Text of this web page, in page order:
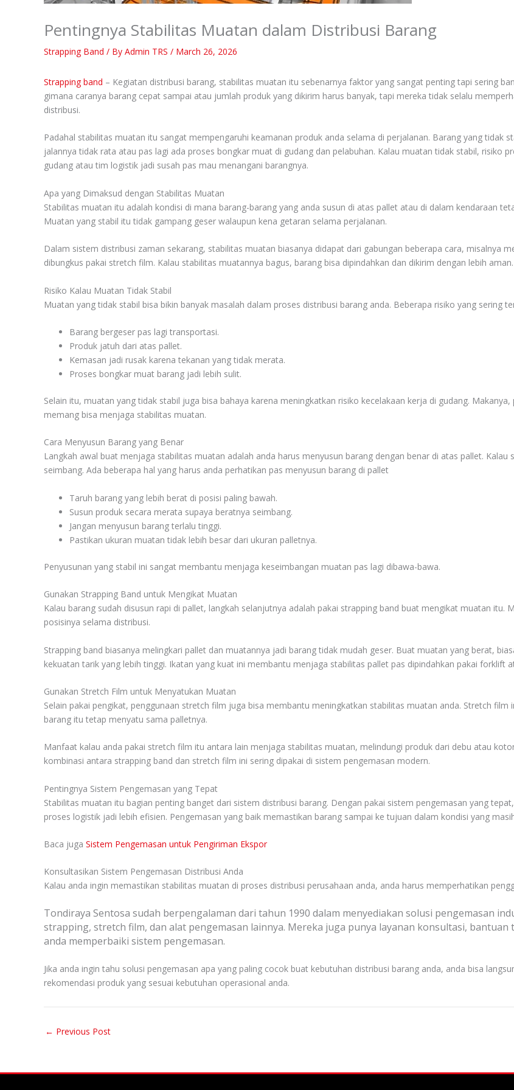
Pentingnya Stabilitas Muatan dalam Distribusi Barang
Strapping Band / By Admin TRS / March 26, 2026
Strapping band – Kegiatan distribusi barang, stabilitas muatan itu sebenarnya faktor yang sangat penting tapi sering
gimana caranya barang cepat sampai atau jumlah produk yang dikirim harus banyak, tapi mereka tidak selalu
distribusi.
Padahal stabilitas muatan itu sangat mempengaruhi keamanan produk anda selama di perjalanan. Barang yang tidak
jalannya tidak rata atau pas lagi ada proses bongkar muat di gudang dan pelabuhan. Kalau muatan tidak stabil, risiko
gudang atau tim logistik jadi susah pas mau menangani barangnya.
Apa yang Dimaksud dengan Stabilitas Muatan
Stabilitas muatan itu adalah kondisi di mana barang-barang yang anda susun di atas pallet atau di dalam kendaraan
Muatan yang stabil itu tidak gampang geser walaupun kena getaran selama perjalanan.
Dalam sistem distribusi zaman sekarang, stabilitas muatan biasanya didapat dari gabungan beberapa cara, misalnya
dibungkus pakai stretch film. Kalau stabilitas muatannya bagus, barang bisa dipindahkan dan dikirim dengan lebih aman.
Risiko Kalau Muatan Tidak Stabil
Muatan yang tidak stabil bisa bikin banyak masalah dalam proses distribusi barang anda. Beberapa risiko yang sering
Barang bergeser pas lagi transportasi.
Produk jatuh dari atas pallet.
Kemasan jadi rusak karena tekanan yang tidak merata.
Proses bongkar muat barang jadi lebih sulit.
Selain itu, muatan yang tidak stabil juga bisa bahaya karena meningkatkan risiko kecelakaan kerja di gudang.
memang bisa menjaga stabilitas muatan.
Cara Menyusun Barang yang Benar
Langkah awal buat menjaga stabilitas muatan adalah anda harus menyusun barang dengan benar di atas pallet.
seimbang. Ada beberapa hal yang harus anda perhatikan pas menyusun barang di pallet
Taruh barang yang lebih berat di posisi paling bawah.
Susun produk secara merata supaya beratnya seimbang.
Jangan menyusun barang terlalu tinggi.
Pastikan ukuran muatan tidak lebih besar dari ukuran palletnya.
Penyusunan yang stabil ini sangat membantu menjaga keseimbangan muatan pas lagi dibawa-bawa.
Gunakan Strapping Band untuk Mengikat Muatan
Kalau barang sudah disusun rapi di pallet, langkah selanjutnya adalah pakai strapping band buat mengikat muatan
posisinya selama distribusi.
Strapping band biasanya melingkari pallet dan muatannya jadi barang tidak mudah geser. Buat muatan yang berat,
kekuatan tarik yang lebih tinggi. Ikatan yang kuat ini membantu menjaga stabilitas pallet pas dipindahkan pakai forklift
Gunakan Stretch Film untuk Menyatukan Muatan
Selain pakai pengikat, penggunaan stretch film juga bisa membantu meningkatkan stabilitas muatan anda. Stretch
barang itu tetap menyatu sama palletnya.
Manfaat kalau anda pakai stretch film itu antara lain menjaga stabilitas muatan, melindungi produk dari debu atau
kombinasi antara strapping band dan stretch film ini sering dipakai di sistem pengemasan modern.
Pentingnya Sistem Pengemasan yang Tepat
Stabilitas muatan itu bagian penting banget dari sistem distribusi barang. Dengan pakai sistem pengemasan yang
proses logistik jadi lebih efisien. Pengemasan yang baik memastikan barang sampai ke tujuan dalam kondisi yang
Baca juga Sistem Pengemasan untuk Pengiriman Ekspor
Konsultasikan Sistem Pengemasan Distribusi Anda
Kalau anda ingin memastikan stabilitas muatan di proses distribusi perusahaan anda, anda harus memperhatikan
Tondiraya Sentosa sudah berpengalaman dari tahun 1990 dalam menyediakan solusi pengemasan
strapping, stretch film, dan alat pengemasan lainnya. Mereka juga punya layanan konsultasi,
anda memperbaiki sistem pengemasan.
Jika anda ingin tahu solusi pengemasan apa yang paling cocok buat kebutuhan distribusi barang anda, anda bisa
rekomendasi produk yang sesuai kebutuhan operasional anda.
← Previous Post